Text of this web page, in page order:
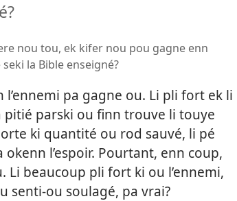
nou tou, ek kifer nou pou gagne enn
la Bible enseigné?
l’ennemi pa gagne ou. Li pli fort ek li
parski ou finn trouve li touye
ki quantité ou rod sauvé, li pé
l’espoir. Pourtant, enn coup,
beaucoup pli fort ki ou l’ennemi,
senti-ou soulagé, pa vrai?